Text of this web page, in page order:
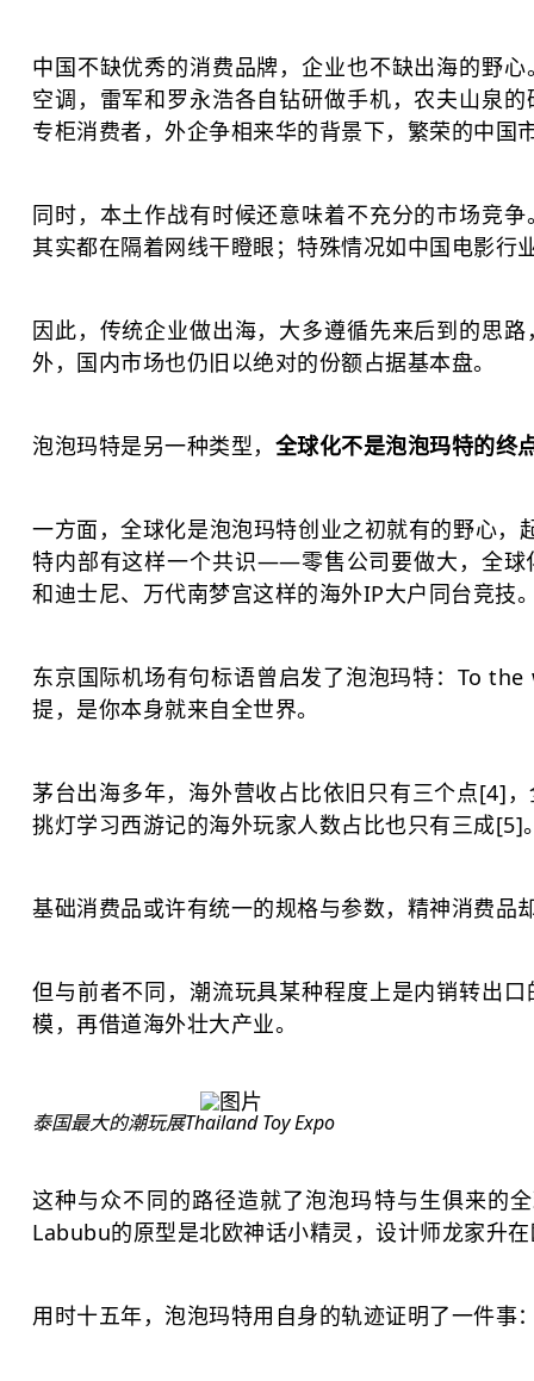
中国不缺优秀的消费品牌，企业也不缺出海的野
空调，雷军和罗永浩各自钻研做手机，农夫山泉
专柜消费者，外企争相来华的背景下，繁荣的中国
同时，本土作战有时候还意味着不充分的市场竞
其实都在隔着网线干瞪眼；特殊情况如中国电影行
因此，传统企业做出海，大多遵循先来后到的思
外，国内市场也仍旧以绝对的份额占据基本盘。
泡泡玛特是另一种类型， 全球化不是泡泡玛特的终
一方面，全球化是泡泡玛特创业之初就有的野心，
特内部有这样一个共识——零售公司要做大，全球
和迪士尼、万代南梦宫这样的海外IP大户同台竞技
东京国际机场有句标语曾启发了泡泡玛特：To
提，是你本身就来自全世界。
茅台出海多年，海外营收占比依旧只有三个点[4]
挑灯学习西游记的海外玩家人数占比也只有三成[5]
基础消费品或许有统一的规格与参数，精神消费品
但与前者不同，潮流玩具某种程度上是内销转出
模，再借道海外壮大产业。
泰国最大的潮玩展Thailand Toy Expo
这种与众不同的路径造就了泡泡玛特与生俱来的
Labubu的原型是北欧神话小精灵，设计师龙家升
用时十五年，泡泡玛特用自身的轨迹证明了一件事